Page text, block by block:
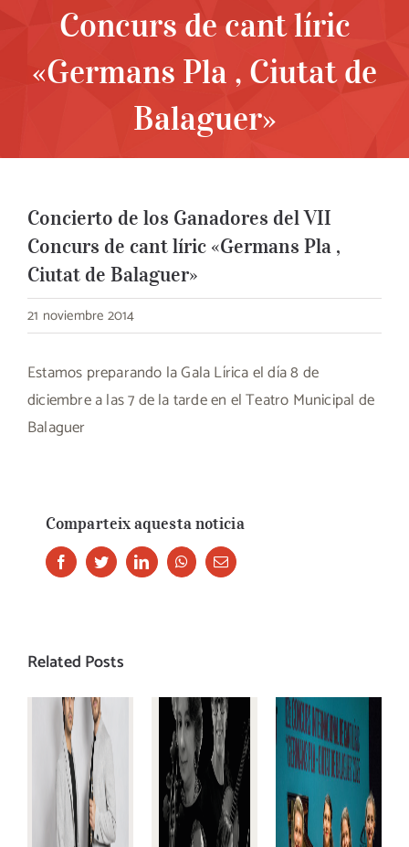
Concurs de cant líric
«Germans Pla , Ciutat de
Balaguer»
Concierto de los Ganadores del VII
Concurs de cant líric «Germans Pla ,
Ciutat de Balaguer»
21 noviembre 2014
Estamos preparando la Gala Lírica el día 8 de
diciembre a las 7 de la tarde en el Teatro Municipal de
Balaguer
Comparteix aquesta noticia
FacebookTwitterLinkedInWhatsappEmail
Related Posts